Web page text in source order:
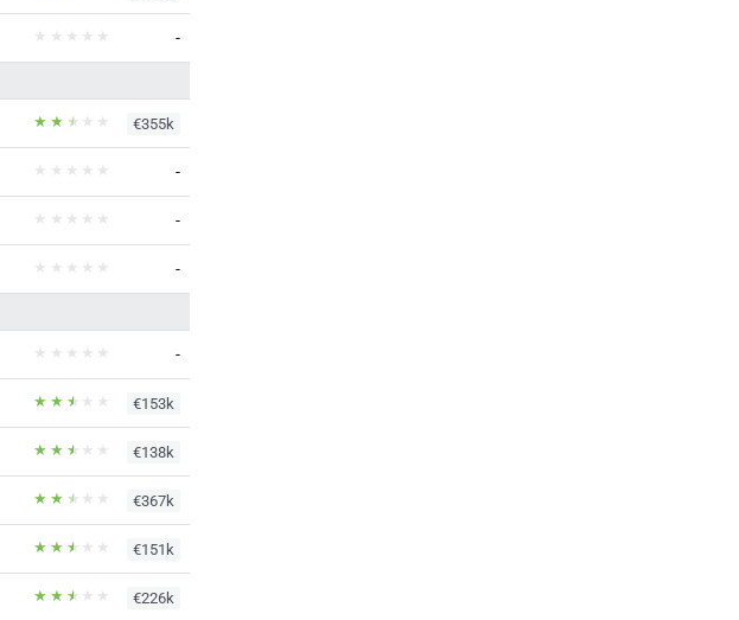
-
€355k
-
-
-
-
€153k
€138k
€367k
€151k
€226k